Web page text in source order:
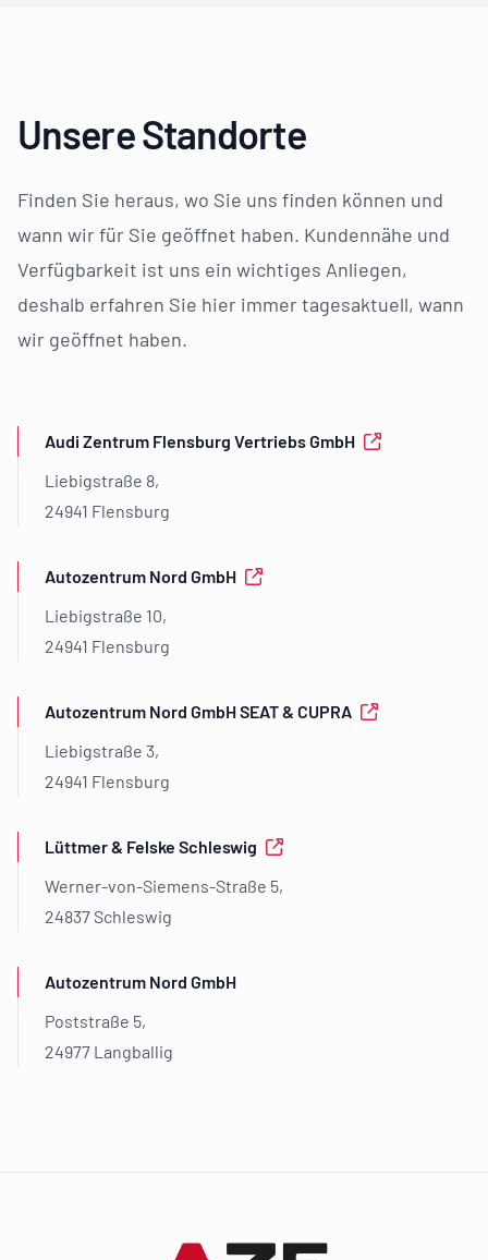
Unsere Standorte
Finden Sie heraus, wo Sie uns finden können und
wann wir für Sie geöffnet haben. Kundennähe und
Verfügbarkeit ist uns ein wichtiges Anliegen,
deshalb erfahren Sie hier immer tagesaktuell, wann
wir geöffnet haben.
Audi Zentrum Flensburg Vertriebs GmbH
Liebigstraße 8,
24941 Flensburg
Autozentrum Nord GmbH
Liebigstraße 10,
24941 Flensburg
Autozentrum Nord GmbH SEAT & CUPRA
Liebigstraße 3,
24941 Flensburg
Lüttmer & Felske Schleswig
Werner-von-Siemens-Straße 5,
24837 Schleswig
Autozentrum Nord GmbH
Poststraße 5,
24977 Langballig